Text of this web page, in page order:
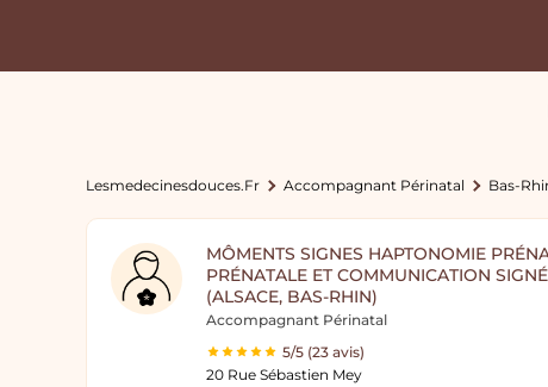
Lesmedecinesdouces.fr Accompagnant Périnatal Bas-
MÔMENTS SIGNES HAPTONOMIE
PRÉNATALE ET COMMUNICATION
(ALSACE, BAS-RHIN)
Accompagnant Périnatal
5/5 (23 avis)
20 Rue Sébastien Mey